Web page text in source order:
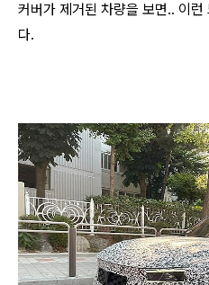
커버가 제거된 차량을 보면.. 이
다.